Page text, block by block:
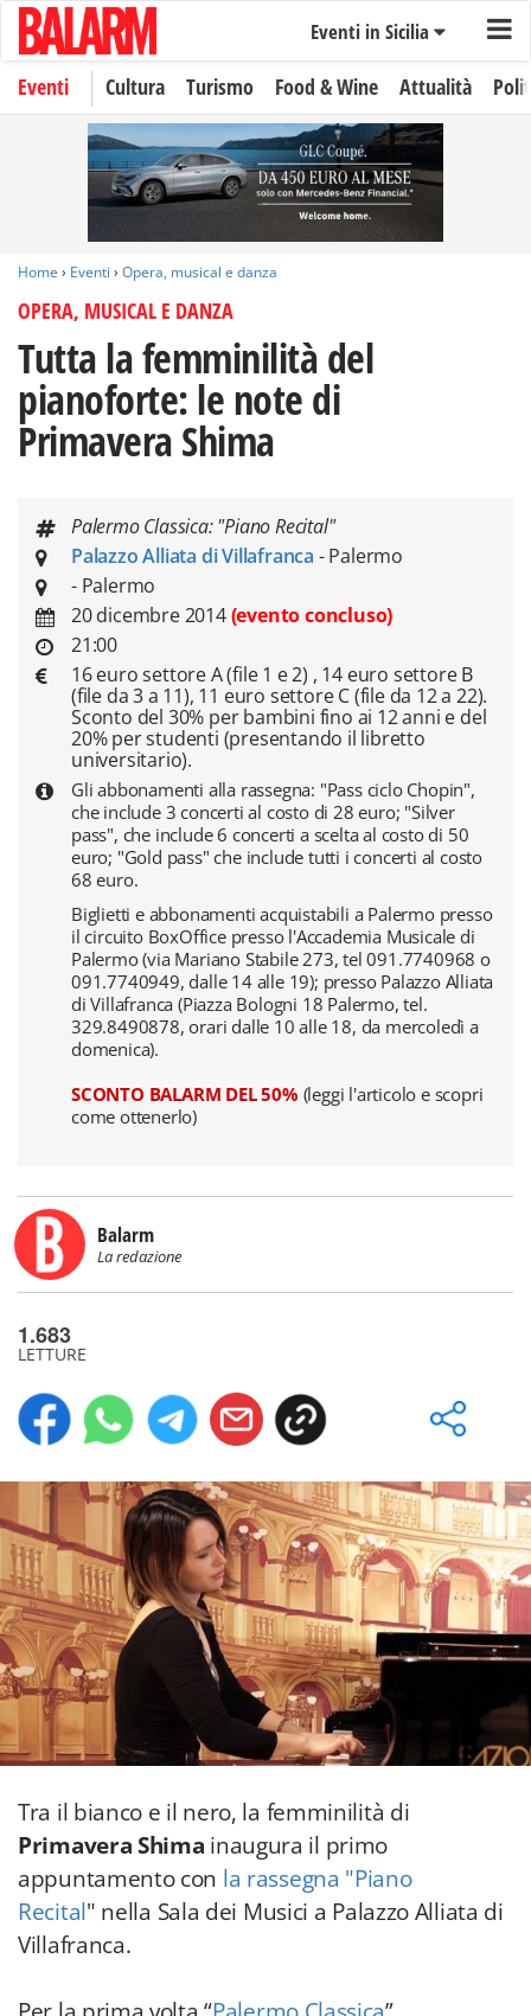
Eventi in Sicilia
Eventi Cultura Turismo Food & Wine Attualità
Home › Eventi › Opera, musical e danza
OPERA, MUSICAL E DANZA
Tutta la femminilità del
pianoforte: le note di
Primavera Shima
Palermo Classica: "Piano Recital"
Palazzo Alliata di Villafranca - Palermo
- Palermo
20 dicembre 2014(evento concluso)
21:00
16 euro settore A (file 1 e 2) , 14 euro settore B
(file da 3 a 11), 11 euro settore C (file da 12 a 22).
Sconto del 30% per bambini fino ai 12 anni e del
20% per studenti (presentando il libretto
universitario).
Gli abbonamenti alla rassegna: "Pass ciclo Chopin",
che include 3 concerti al costo di 28 euro; "Silver
pass", che include 6 concerti a scelta al costo di 50
euro; "Gold pass" che include tutti i concerti al costo
68 euro.
Biglietti e abbonamenti acquistabili a Palermo presso
il circuito BoxOffice presso l'Accademia Musicale di
Palermo (via Mariano Stabile 273, tel 091.7740968 o
091.7740949, dalle 14 alle 19); presso Palazzo Alliata
di Villafranca (Piazza Bologni 18 Palermo, tel.
329.8490878, orari dalle 10 alle 18, da mercoledì a
domenica).
SCONTO BALARM DEL 50% (leggi l'articolo e scopri
come ottenerlo)
Balarm
La redazione
1.683
LETTURE
Tra il bianco e il nero, la femminilità di
Primavera Shima inaugura il primo
appuntamento con la rassegna "Piano
Recital" nella Sala dei Musici a Palazzo Alliata di
Villafranca.